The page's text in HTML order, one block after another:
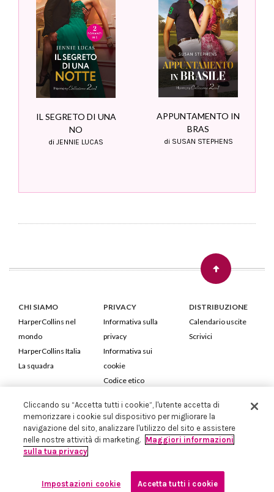
IL SEGRETO DI UNA
NO
di JENNIE LUCAS
APPUNTAMENTO IN
BRAS
di SUSAN STEPHENS
CHI SIAMO
HarperCollins nel
mondo
HarperCollins Italia
La squadra
PRIVACY
Informativa sulla
privacy
Informativa sui
cookie
Codice etico
DISTRIBUZIONE
Calendario uscite
Scrivici
HarperCollins Italia S.p.A. Viale Monte Nero, 84 - 20135 Milano
Cod. Fiscale e P.IVA 05946780151 - Capitale Sociale 258.250 €
Iscritta in Milano al Registro delle imprese nr.198004 e REA nr.1051898
Cliccando su “Accetta tutti i cookie”, l'utente accetta di
memorizzare i cookie sul dispositivo per migliorare la
navigazione del sito, analizzare l'utilizzo del sito e assistere
nelle nostre attività di marketing. Maggiori informazioni
sulla tua privacy
Impostazioni cookie Accetta tutti i cookie